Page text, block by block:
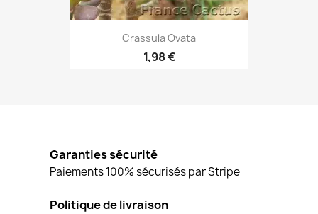
Aperçu rapide
Crassula Ovata
1,98 €
Garanties sécurité
Paiements 100% sécurisés par Stripe
Politique de livraison